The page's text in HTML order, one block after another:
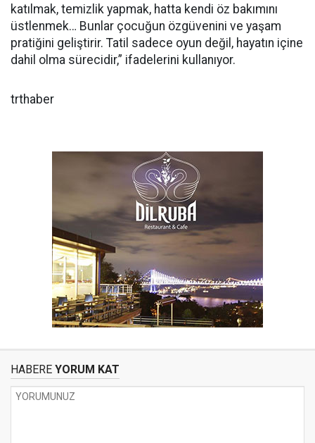
katılmak, temizlik yapmak, hatta kendi öz bakımını
üstlenmek… Bunlar çocuğun özgüvenini ve yaşam
pratiğini geliştirir. Tatil sadece oyun değil, hayatın içine
dahil olma sürecidir,” ifadelerini kullanıyor.
trthaber
HABERE YORUM KAT